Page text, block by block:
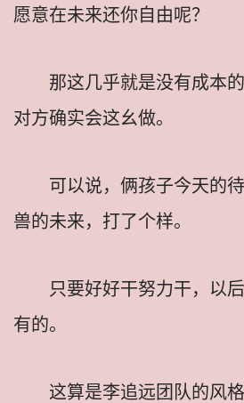
愿意在未来还你自由呢？
那这几乎就是没有成本
对方确实会这幺做。
可以说，俩孩子今天的
兽的未来，打了个样。
只要好好干努力干，以
有的。
这算是李追远团队的风